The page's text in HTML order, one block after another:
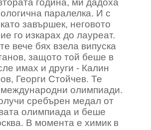
година, ми дадоха
паралелка. И с
завършек, неговото
го изкарах до лауреат.
вече бях взела випуска
защото той беше в
имах и други - Калин
Георги Стойчев. Те
олимпиади.
сребърен медал от
олимпиада и беше
В момента е химик в